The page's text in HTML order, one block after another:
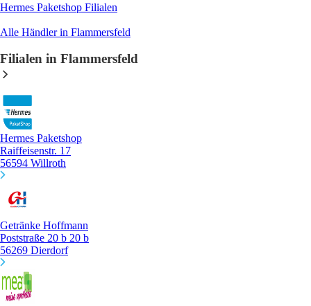
Hermes Paketshop Filialen
Alle Händler in Flammersfeld
Filialen in Flammersfeld
Hermes Paketshop
Raiffeisenstr. 17
56594 Willroth
Getränke Hoffmann
Poststraße 20 b 20 b
56269 Dierdorf